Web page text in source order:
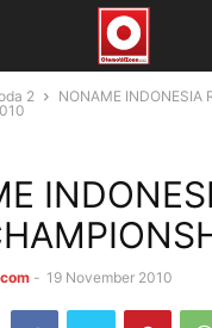
2
NONAME INDONESIA
- 19 November 2010